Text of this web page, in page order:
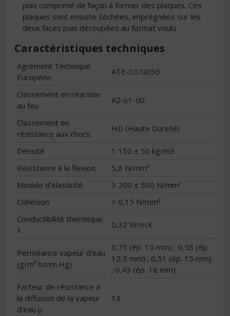
puis comprimé de façon à former des plaques. Ces
plaques sont ensuite séchées, imprégnées sur les
deux faces puis découpées au format voulu.
Caractéristiques techniques
Agrément Technique
Européen
ATE-03/0050
Classement en réaction
au feu
A2-s1-d0
Classement en
résistance aux chocs
HD (Haute Dureté)
Densité
1 150 ± 50 kg/m3
Résistance à la flexion
5,8 N/mm²
Module d’élasticité
3 200 ± 500 N/mm²
Cohésion
> 0,15 N/mm²
Conductibilité thermique
λ
0,32 W/m.K
Perméance vapeur d’eau
(g/m².h.mm.Hg)
0,73 (ép. 10 mm) ; 0,56 (ép.
12,5 mm) ; 0,51 (ép. 15 mm)
; 0,43 (ép. 18 mm)
Facteur de résistance à
la diffusion de la vapeur
d’eau μ
13